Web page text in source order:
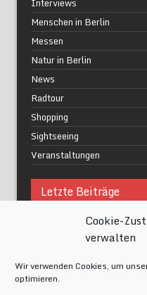
Cookie-
verwalten
Wir verwenden Cookies, um
optimieren.
Menschen in Berlin
Messen
Natur in Berlin
News
Radtour
Shopping
Sightseeing
Veranstaltungen
Letzte Beiträge
Was macht urbane
Grüne Oasen in Berlin
Festival of Lights Berlin
Gesund schlafen im